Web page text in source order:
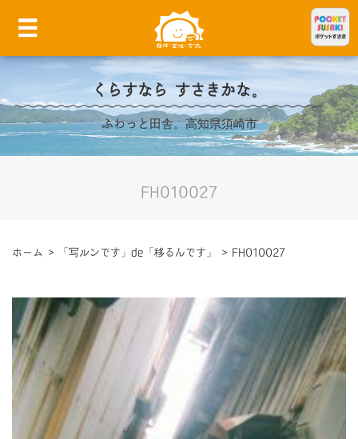
くらすなら すさきかな。
ふわっと田舎。高知県須崎市
FH010027
ホーム > 「写ルンです」de「移るんです」 > FH010027